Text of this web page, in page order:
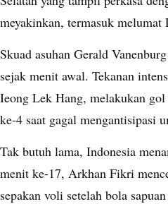
meyakinkan, termasuk
Skuad asuhan Gerald
sejak menit awal. Tekanan
Ieong Lek Hang, melakukan
ke-4 saat gagal mengantisipasi
Tak butuh lama, Indonesia
menit ke-17, Arkhan Fikri
sepakan voli setelah bola